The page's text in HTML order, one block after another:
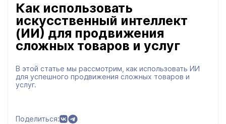
Как использовать
искусственный интеллект
(ИИ) для продвижения
сложных товаров и услуг
В этой статье мы рассмотрим, как использовать ИИ
для успешного продвижения сложных товаров и
услуг.
Поделиться: